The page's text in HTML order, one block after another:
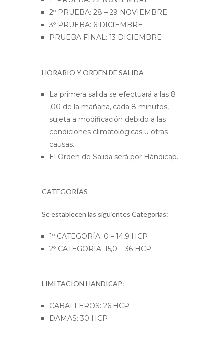
2º PRUEBA: 28 – 29 NOVIEMBRE
3º PRUEBA: 6 DICIEMBRE
PRUEBA FINAL: 13 DICIEMBRE
HORARIO Y ORDEN DE SALIDA
La primera salida se efectuará a las 8
,00 de la mañana, cada 8 minutos,
sujeta a modificación debido a las
condiciones climatológicas u otras
causas.
El Orden de Salida será por Hándicap.
CATEGORÍAS
Se establecen las siguientes Categorías:
1º CATEGORÍA: 0 – 14,9 HCP
2º CATEGORIA: 15,0 – 36 HCP
LIMITACION HANDICAP:
CABALLEROS: 26 HCP
DAMAS: 30 HCP